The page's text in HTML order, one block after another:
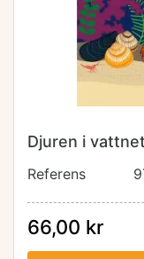
Djuren i
Referens
66,00 kr